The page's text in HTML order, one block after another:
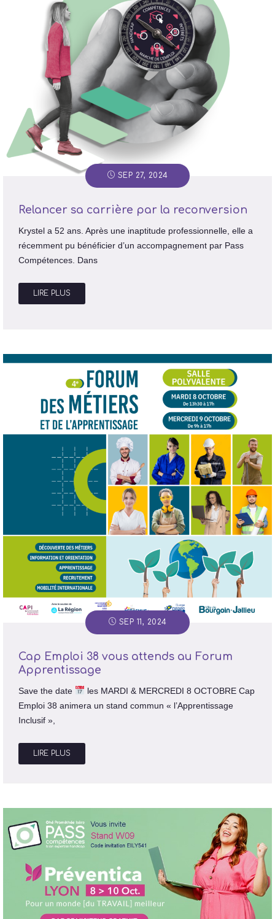
SEP 27, 2024
Relancer sa carrière par la reconversion
Krystel a 52 ans. Après une inaptitude professionnelle, elle a
récemment pu bénéficier d’un accompagnement par Pass
Compétences. Dans
LIRE PLUS
SEP 11, 2024
Cap Emploi 38 vous attends au Forum
Apprentissage
Save the date
les MARDI & MERCREDI 8 OCTOBRE Cap
Emploi 38 animera un stand commun « l’Apprentissage
Inclusif »,
LIRE PLUS